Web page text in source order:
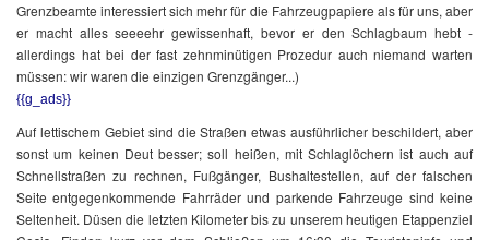
Grenzbeamte interessiert sich mehr für die Fahrzeugpapiere als für uns, aber
er macht alles seeeehr gewissenhaft, bevor er den Schlagbaum hebt -
allerdings hat bei der fast zehnminütigen Prozedur auch niemand warten
müssen: wir waren die einzigen Grenzgänger...)
{{g_ads}}
Auf lettischem Gebiet sind die Straßen etwas ausführlicher beschildert, aber
sonst um keinen Deut besser; soll heißen, mit Schlaglöchern ist auch auf
Schnellstraßen zu rechnen, Fußgänger, Bushaltestellen, auf der falschen
Seite entgegenkommende Fahrräder und parkende Fahrzeuge sind keine
Seltenheit. Düsen die letzten Kilometer bis zu unserem heutigen Etappenziel